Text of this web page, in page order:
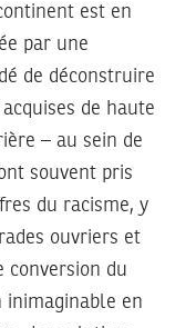
est en
par une
de déconstruire
de haute
– au sein de
souvent pris
du racisme, y
ouvriers et
du
en